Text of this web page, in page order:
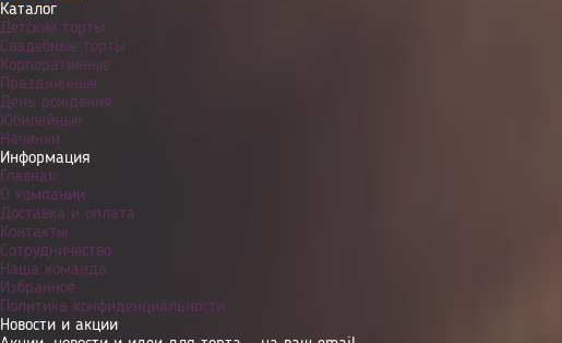
Каталог
Детские торты
Свадебные торты
Корпоративные
Праздничные
День рождения
Юбилейные
Начинки
Информация
Главная
О компании
Доставка и оплата
Контакты
Сотрудничество
Наша команда
Избранное
Политика конфиденциальности
Новости и акции